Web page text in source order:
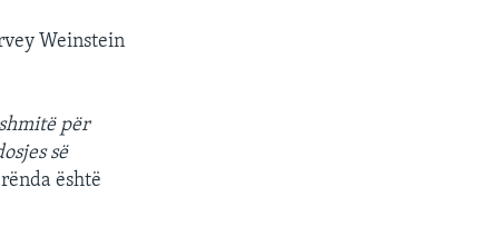
Weinstein
për
së
është